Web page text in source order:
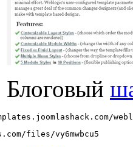
Блоговый
files/vy6mwbcu5